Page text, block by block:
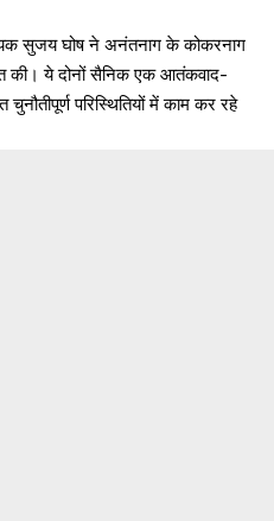
सुजय घोष ने अनंतनाग के कोकरनाग
की। ये दोनों सैनिक एक आतंकवाद-
परिस्थितियों में काम कर रहे